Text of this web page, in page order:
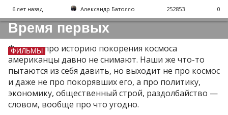
6 лет назад Александр Батолло 252853 0
Время первых
ФИЛЬМЫ
Фильмы про историю покорения космоса
американцы давно не снимают. Наши же что-то
пытаются из себя давить, но выходит не про космос
и даже не про покорявших его, а про политику,
экономику, общественный строй, раздолбайство —
словом, вообще про что угодно.